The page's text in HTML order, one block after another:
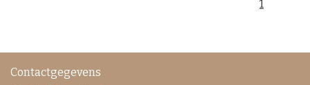
1
Contactgegevens